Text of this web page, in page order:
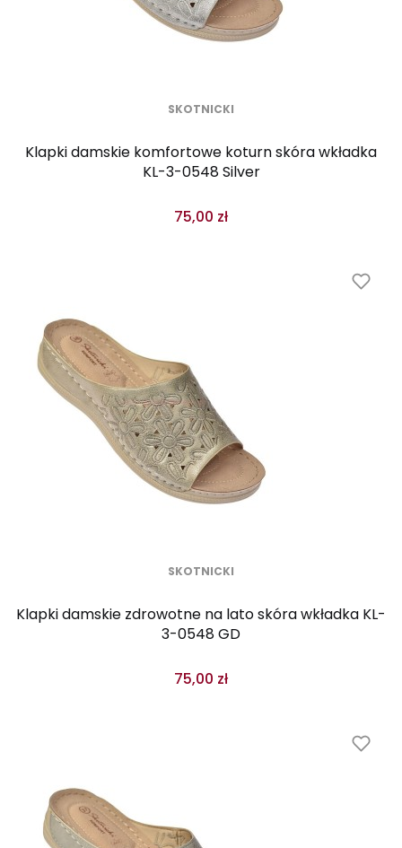
SKOTNICKI
Klapki damskie komfortowe koturn skóra wkładka
KL-3-0548 Silver
75,00 zł
SKOTNICKI
Klapki damskie zdrowotne na lato skóra wkładka KL-
3-0548 GD
75,00 zł